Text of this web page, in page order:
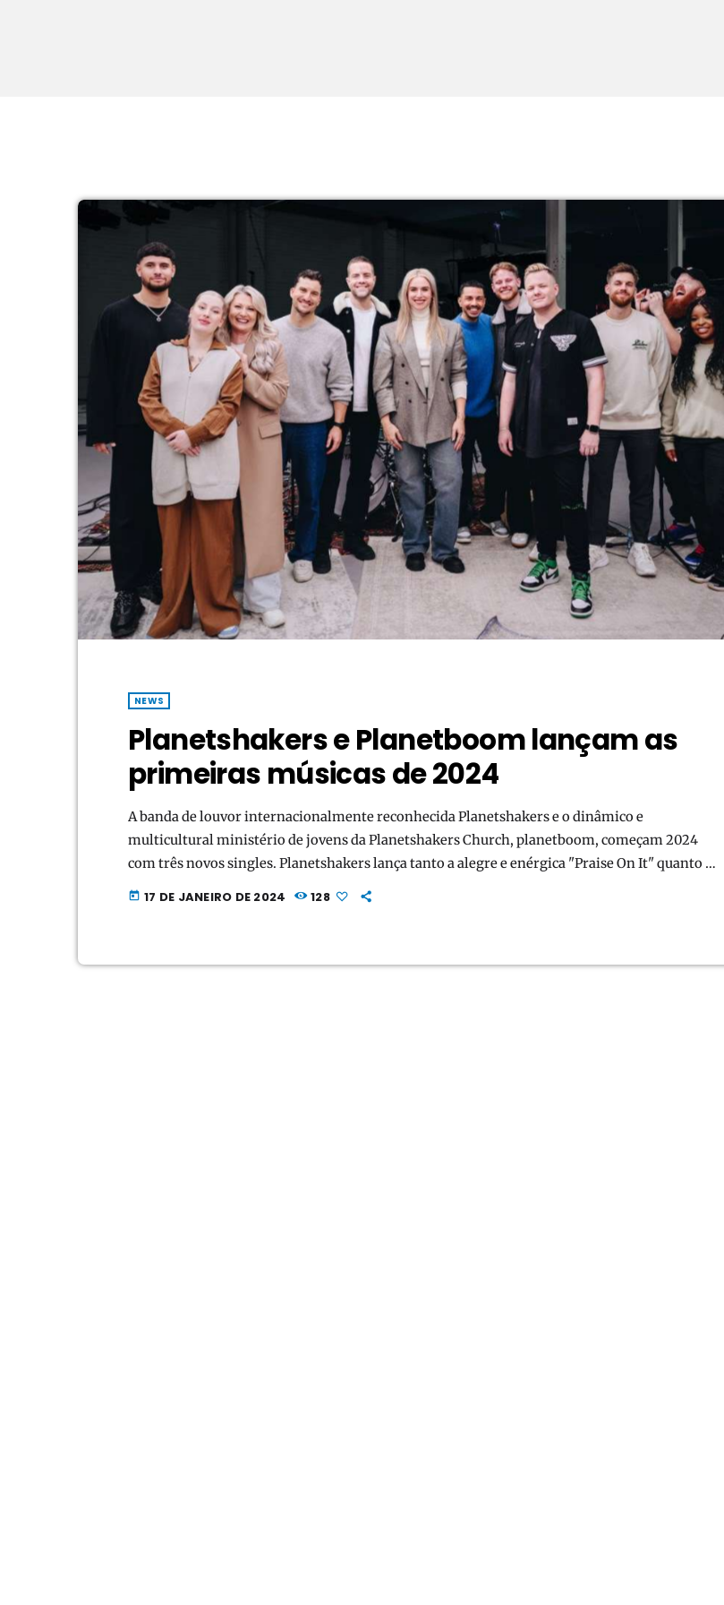
NEWS
Planetshakers e Planetboom lançam as
primeiras músicas de 2024
A banda de louvor internacionalmente reconhecida Planetshakers e o dinâmico e
multicultural ministério de jovens da Planetshakers Church, planetboom, começam 2024
com três novos singles. Planetshakers lança tanto a alegre e enérgica "Praise On It" quanto a
adoradora e épica "You Have My Heart", enquanto a planetboom compartilha o single funky
today 17 DE JANEIRO DE 2024 128